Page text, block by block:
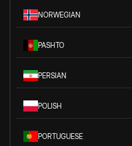
NORWEGIAN
PASHTO
PERSIAN
POLISH
PORTUGUESE